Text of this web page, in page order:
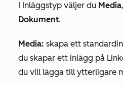
Inläggstyp väljer du Media,
Dokument.
Media: skapa ett
du skapar ett inlägg på
du vill lägga till ytterligare